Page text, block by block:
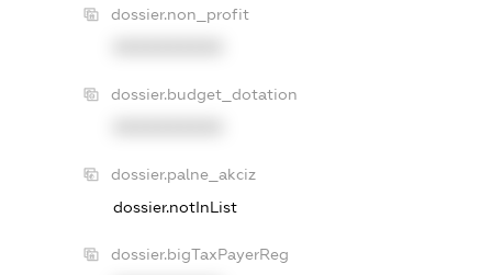
dossier.non_profit
dossier.budget_dotation
dossier.palne_akciz
dossier.notInList
dossier.bigTaxPayerReg